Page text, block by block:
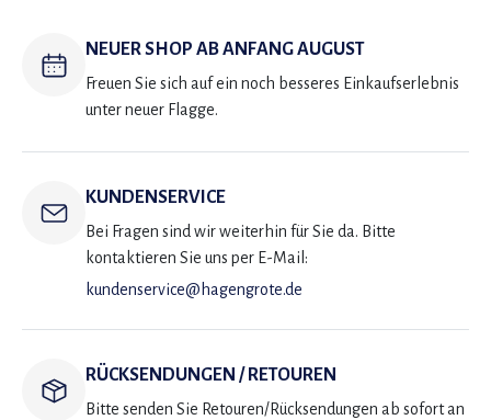
NEUER SHOP AB ANFANG AUGUST
Freuen Sie sich auf ein noch besseres Einkaufserlebnis
unter neuer Flagge.
KUNDENSERVICE
Bei Fragen sind wir weiterhin für Sie da. Bitte
kontaktieren Sie uns per E-Mail:
kundenservice@hagengrote.de
RÜCKSENDUNGEN / RETOUREN
Bitte senden Sie Retouren/Rücksendungen ab sofort an